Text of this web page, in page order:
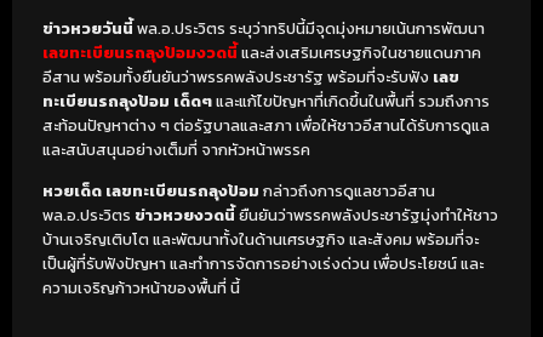
ข่าวหวยวันนี้พล.อ.ประวิตร ระบุว่าทริปนี้มีจุดมุ่งหมายเน้นการพัฒนา
เลขทะเบียนรถลุงป้อมงวดนี้และส่งเสริมเศรษฐกิจในชายแดนภาค
อีสาน พร้อมทั้งยืนยันว่าพรรคพลังประชารัฐ พร้อมที่จะรับฟัง เลข
ทะเบียนรถลุงป้อม เด็ดๆและแก้ไขปัญหาที่เกิดขึ้นในพื้นที่ รวมถึงการ
สะท้อนปัญหาต่าง ๆ ต่อรัฐบาลและสภา เพื่อให้ชาวอีสานได้รับการดูแล
และสนับสนุนอย่างเต็มที่ จากหัวหน้าพรรค
หวยเด็ด เลขทะเบียนรถลุงป้อม กล่าวถึงการดูแลชาวอีสาน
พล.อ.ประวิตร ข่าวหวยงวดนี้ ยืนยันว่าพรรคพลังประชารัฐมุ่งทำให้ชาว
บ้านเจริญเติบโต และพัฒนาทั้งในด้านเศรษฐกิจ และสังคม พร้อมที่จะ
เป็นผู้ที่รับฟังปัญหา และทำการจัดการอย่างเร่งด่วน เพื่อประโยชน์ และ
ความเจริญก้าวหน้าของพื้นที่ นี้